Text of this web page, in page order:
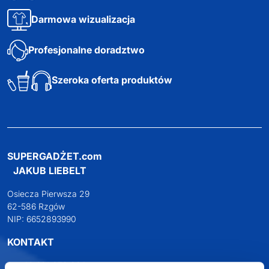
Darmowa wizualizacja
Profesjonalne doradztwo
Szeroka oferta produktów
SUPERGADŻET.com
JAKUB LIEBELT
Osiecza Pierwsza 29
62-586 Rzgów
NIP: 6652893990
KONTAKT
+48 601 072 064